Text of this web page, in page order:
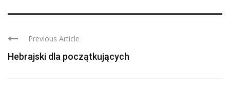
Previous Article
Hebrajski dla początkujących